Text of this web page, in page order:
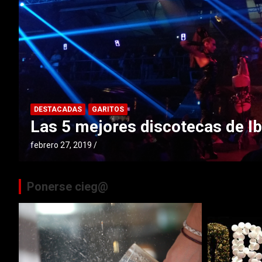
DESTACADAS GARITOS
Las 5 mejores discotecas de
febrero 27, 2019
Ponerse cieg@